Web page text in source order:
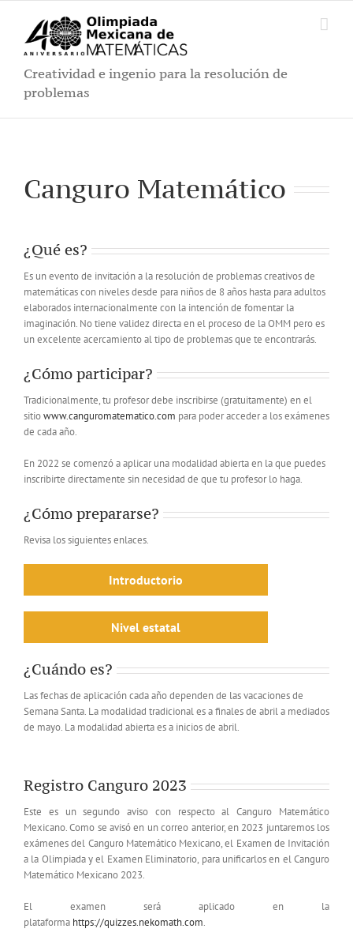
contenido
Creatividad e ingenio para la resolución de
problemas
Canguro Matemático
¿Qué es?
Es un evento de invitación a la resolución de problemas creativos de
matemáticas con niveles desde para niños de 8 años hasta para adultos
elaborados internacionalmente con la intención de fomentar la
imaginación. No tiene validez directa en el proceso de la OMM pero es
un excelente acercamiento al tipo de problemas que te encontrarás.
¿Cómo participar?
Tradicionalmente, tu profesor debe inscribirse (gratuitamente) en el
sitiowww.canguromatematico.com para poder acceder a los exámenes
de cada año.
En 2022 se comenzó a aplicar una modalidad abierta en la que puedes
inscribirte directamente sin necesidad de que tu profesor lo haga.
¿Cómo prepararse?
Revisa los siguientes enlaces.
Introductorio
Nivel estatal
¿Cuándo es?
Las fechas de aplicación cada año dependen de las vacaciones de
Semana Santa. La modalidad tradicional es a finales de abril a mediados
de mayo. La modalidad abierta es a inicios de abril.
Registro Canguro 2023
Este es un segundo aviso con respecto al Canguro Matemático
Mexicano. Como se avisó en un correo anterior, en 2023 juntaremos los
exámenes del Canguro Matemático Mexicano, el Examen de Invitación
a la Olimpiada y el Examen Eliminatorio, para unificarlos en el Canguro
Matemático Mexicano 2023.
El examen será aplicado en la
plataforma https://quizzes.nekomath.com.